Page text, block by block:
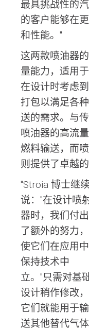
最具挑战性的
的客户能够在
和性能。"
这两款喷油器
量能力，适用
在设计时考虑
打包以满足各
送的需求。与
喷油器的高流
燃料输送，而
则提供了卓越
"Stroia 博士继续
说："在设计喷
器时，我们付出
了额外的努力，
使它们在应用中
保持技术中
立。"只需对基
设计稍作修改，
它们就能用于输
送其他替代气体